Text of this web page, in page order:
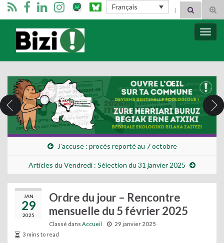
Français Search for:
Bizimugi
J’accuse : procès reporté au 7 octobre
Articles du Vendredi : Sélection du 31 janvier 2025
JAN
29
2025
Ordre du jour – Rencontre
mensuelle du 5 février 2025
Classé dans Accueil
29 janvier 2025
3 mins to read